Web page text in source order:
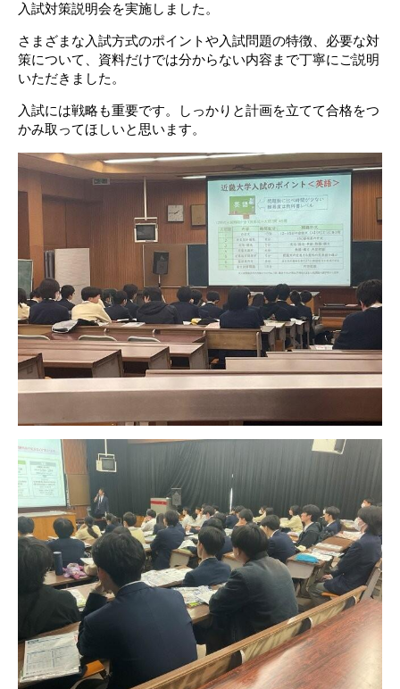
入試対策説明会を実施しました。
さまざまな入試方式のポイントや入試問題の特徴、必要な対
策について、資料だけでは分からない内容まで丁寧にご説明
いただきました。
入試には戦略も重要です。しっかりと計画を立てて合格をつ
かみ取ってほしいと思います。